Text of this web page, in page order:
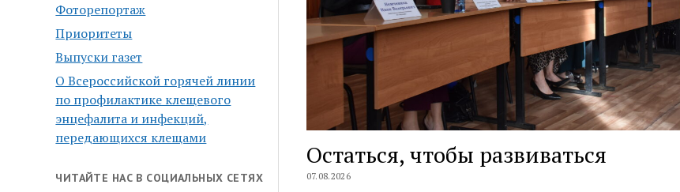
Фоторепортаж
Приоритеты
Выпуски газет
О Всероссийской горячей линии
по профилактике клещевого
энцефалита и инфекций,
передающихся клещами
ЧИТАЙТЕ НАС В СОЦИАЛЬНЫХ СЕТЯХ
Остаться, чтобы развиваться
07.08.2026